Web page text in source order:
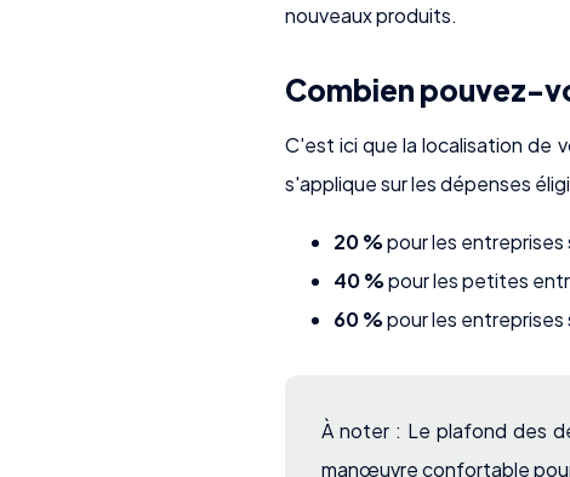
nouveaux produits.
Combien pouvez-
C'est ici que la localisation de
s'applique sur les dépenses
20 %pour les
40 %pour les petites
60 %pour les
À noter : Le plafond des
manœuvre confortable